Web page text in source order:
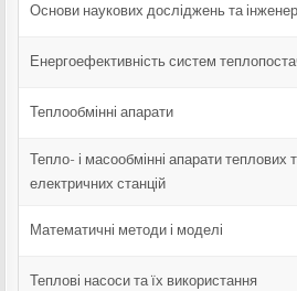
Основи наукових досліджень та
Енергоефективність систем
Теплообмінні апарати
Тепло- і масообмінні апарати теплових
електричних станцій
Математичні методи і моделі
Теплові насоси та їх використання